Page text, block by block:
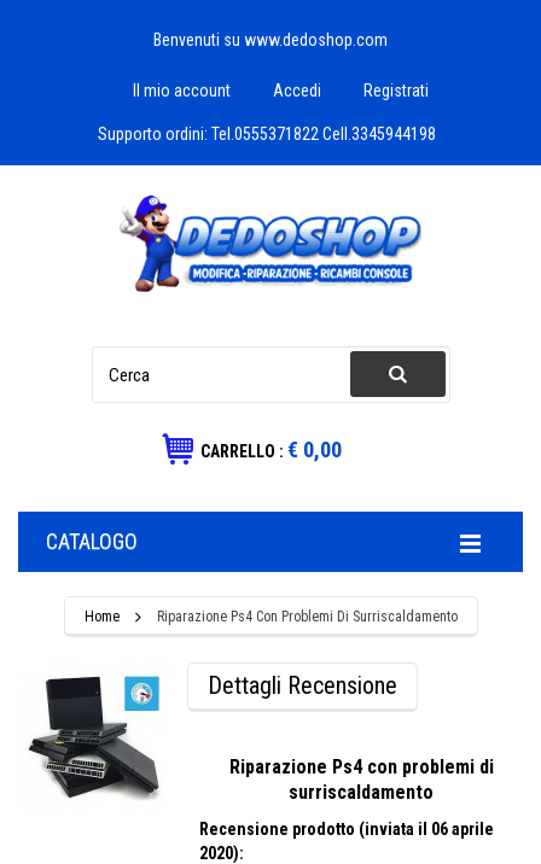
Benvenuti su www.dedoshop.com
Il mio account Accedi Registrati
Supporto ordini: Tel.0555371822 Cell.3345944198
CARRELLO : € 0,00
CATALOGO
Home Riparazione Ps4 Con Problemi Di Surriscaldamento
Dettagli Recensione
Riparazione Ps4 con problemi di
surriscaldamento
Recensione prodotto (inviata il 06 aprile
2020):